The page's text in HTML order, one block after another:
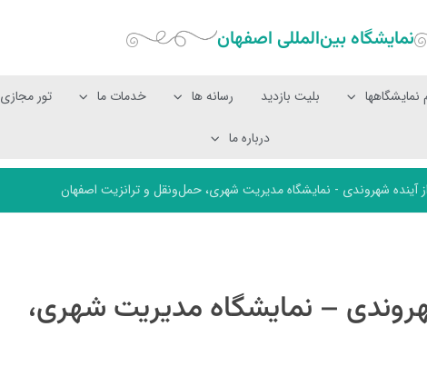
نمایشگاه بین‌المللی‌ اصفهان
نمایشگاهها بلیت بازدید رسانه ها خدمات ما تور مجازی
درباره ما
شهروندی - نمایشگاه مدیریت شهری، حمل‌ونقل و ترانزیت اصفهان
– نمایشگاه مدیریت شهری،